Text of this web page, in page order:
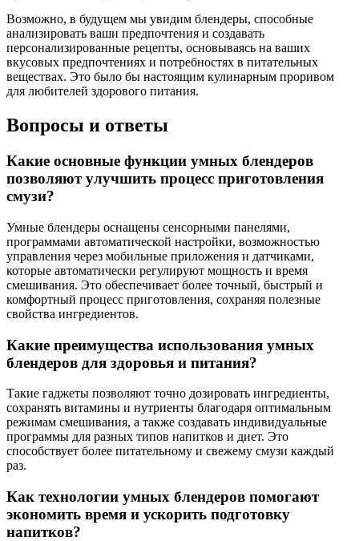
Возможно, в будущем мы увидим блендеры, способные
анализировать ваши предпочтения и создавать
персонализированные рецепты, основываясь на ваших
вкусовых предпочтениях и потребностях в питательных
веществах. Это было бы настоящим кулинарным проривом
для любителей здорового питания.
Вопросы и ответы
Какие основные функции умных блендеров
позволяют улучшить процесс приготовления
смузи?
Умные блендеры оснащены сенсорными панелями,
программами автоматической настройки, возможностью
управления через мобильные приложения и датчиками,
которые автоматически регулируют мощность и время
смешивания. Это обеспечивает более точный, быстрый и
комфортный процесс приготовления, сохраняя полезные
свойства ингредиентов.
Какие преимущества использования умных
блендеров для здоровья и питания?
Такие гаджеты позволяют точно дозировать ингредиенты,
сохранять витамины и нутриенты благодаря оптимальным
режимам смешивания, а также создавать индивидуальные
программы для разных типов напитков и диет. Это
способствует более питательному и свежему смузи каждый
раз.
Как технологии умных блендеров помогают
экономить время и ускорить подготовку
напитков?